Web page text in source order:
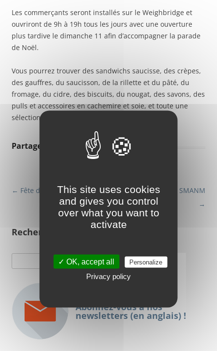
Les commerçants seront installés sur le Weighbridge et
ouvriront de 9h à 19h tous les jours avec une ouverture
plus tardive le dimanche 11 afin d’accompagner la parade
de Noël.
Vous pourrez trouver des sandwichs saucisse, des crèpes,
des gauffres, du saucisson, de la rillette et du pâté, du
fromage, du cidre, des biscuits, du nougat, des savons, des
pulls et accessoires en cachemire et soie, et toute une
sélection de produits fabriqués en Normandie !
Partager :
Navigation
← Fête du 14 juillet
Comité Syndical du SMANM
→
Rechercher
Abonnez-vous à nos
newsletters (en anglais) !
This site uses cookies
and gives you control
over what you want to
activate
✓ OK, accept all Personalize
Privacy policy